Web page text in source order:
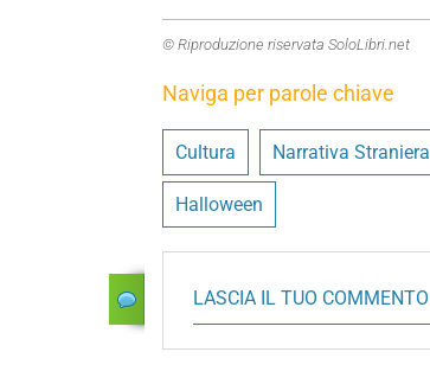
© Riproduzione riservata SoloLibri.net
Naviga per parole chiave
Cultura Narrativa Straniera
Halloween
LASCIA IL TUO COMMENTO